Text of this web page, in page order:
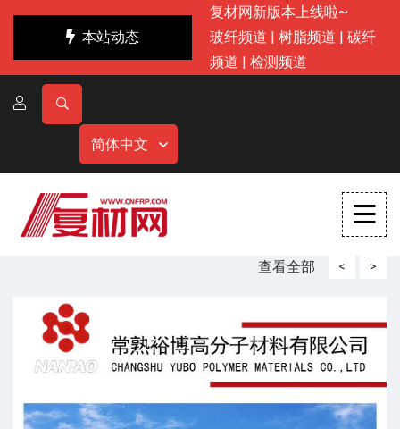
本站动态
复材网新版本上线啦~
玻纤频道 | 树脂频道 | 碳纤
频道 | 检测频道
简体中文
查看全部 < >